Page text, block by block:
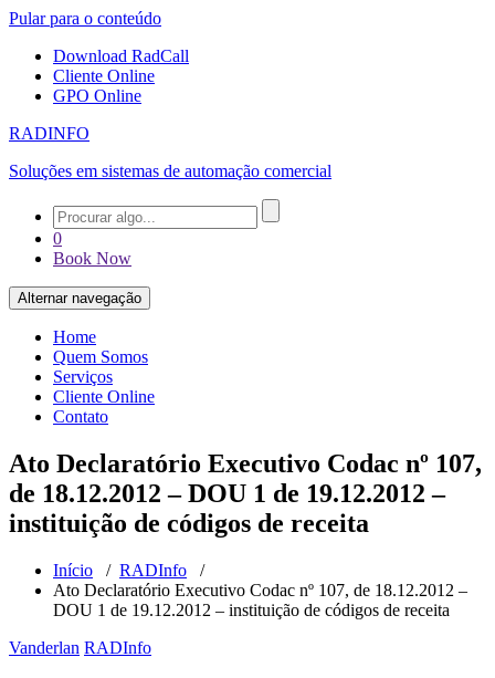
Pular para o conteúdo
Download RadCall
Cliente Online
GPO Online
RADINFO
Soluções em sistemas de automação comercial
0
Book Now
Alternar navegação
Home
Quem Somos
Serviços
Cliente Online
Contato
Ato Declaratório Executivo Codac nº 107,
de 18.12.2012 – DOU 1 de 19.12.2012 –
instituição de códigos de receita
Início / RADInfo /
Ato Declaratório Executivo Codac nº 107, de 18.12.2012 –
DOU 1 de 19.12.2012 – instituição de códigos de receita
Vanderlan RADInfo